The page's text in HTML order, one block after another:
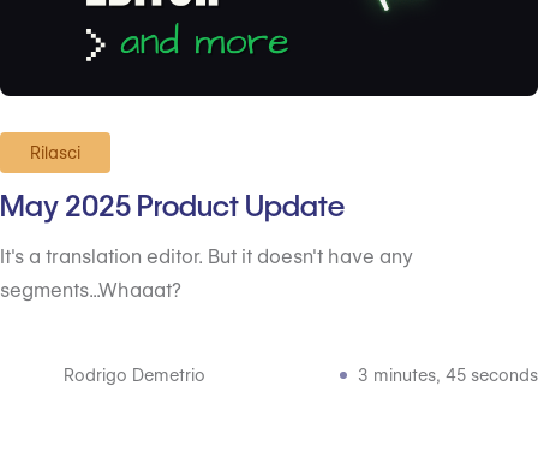
Rilasci
May 2025 Product Update
It's a translation editor. But it doesn't have any
segments...Whaaat?
Rodrigo Demetrio 3 minutes, 45 seconds